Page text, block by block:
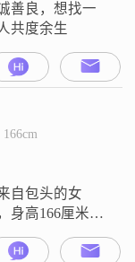
善良，想找一
共度余生
自包头的女
身高166厘米。
3001到5000元